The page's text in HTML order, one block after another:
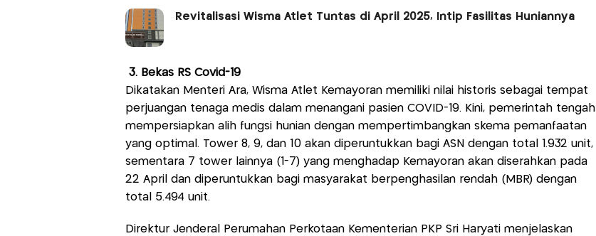
Revitalisasi Wisma Atlet Tuntas di April 2025, Intip Fasilitas Huniannya
3. Bekas RS Covid-19
Dikatakan Menteri Ara, Wisma Atlet Kemayoran memiliki nilai historis sebagai tempat
perjuangan tenaga medis dalam menangani pasien COVID-19. Kini, pemerintah tengah
mempersiapkan alih fungsi hunian dengan mempertimbangkan skema pemanfaatan
yang optimal. Tower 8, 9, dan 10 akan diperuntukkan bagi ASN dengan total 1.932 unit,
sementara 7 tower lainnya (1-7) yang menghadap Kemayoran akan diserahkan pada
22 April dan diperuntukkan bagi masyarakat berpenghasilan rendah (MBR) dengan
total 5.494 unit.
Direktur Jenderal Perumahan Perkotaan Kementerian PKP Sri Haryati menjelaskan